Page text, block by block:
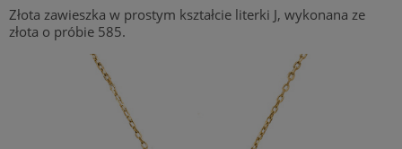
Złota zawieszka w prostym kształcie literki J, wykonana ze
złota o próbie 585.